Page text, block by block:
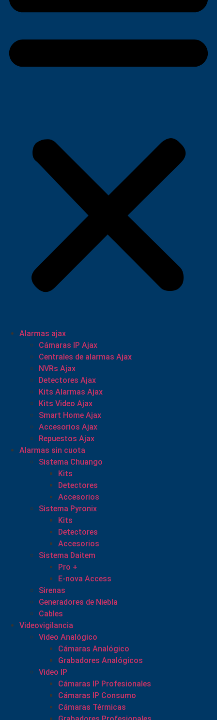
Alarmas ajax
Cámaras IP Ajax
Centrales de alarmas Ajax
NVRs Ajax
Detectores Ajax
Kits Alarmas Ajax
Kits Video Ajax
Smart Home Ajax
Accesorios Ajax
Repuestos Ajax
Alarmas sin cuota
Sistema Chuango
Kits
Detectores
Accesorios
Sistema Pyronix
Kits
Detectores
Accesorios
Sistema Daitem
Pro +
E-nova Access
Sirenas
Generadores de Niebla
Cables
Videovigilancia
Video Analógico
Cámaras Analógico
Grabadores Analógicos
Video IP
Cámaras IP Profesionales
Cámaras IP Consumo
Cámaras Térmicas